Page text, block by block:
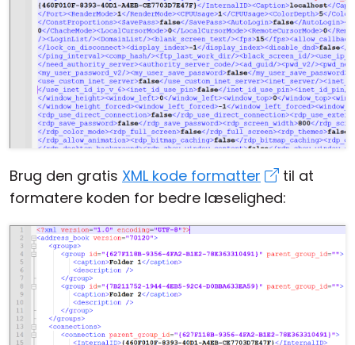
Brug den gratis XML kode formatter
til at
formatere koden for bedre læselighed: